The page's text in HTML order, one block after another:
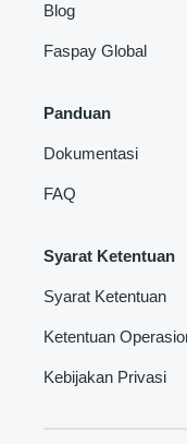
Blog
Faspay Global
Panduan
Dokumentasi
FAQ
Syarat Ketentuan
Syarat Ketentuan
Ketentuan
Kebijakan Privasi